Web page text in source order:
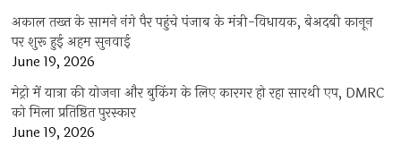
अकाल तख्त के सामने नंगे पैर पहुंचे पंजाब के मंत्री-विधायक, बेअदबी कानून
पर शुरू हुई अहम सुनवाई
June 19, 2026
मेट्रो में यात्रा की योजना और बुकिंग के लिए कारगर हो रहा सारथी एप, DMRC
को मिला प्रतिष्ठित पुरस्कार
June 19, 2026